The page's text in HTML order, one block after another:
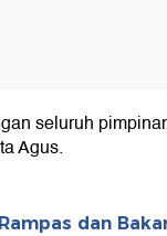
seluruh
Agus.
dan